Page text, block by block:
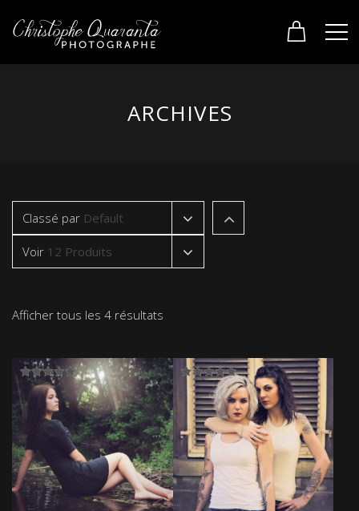
ARCHIVES
Classé par Default
Voir 12 Produits
Afficher tous les 4 résultats
Note
5.00
sur 5
Note
5.00
sur 5